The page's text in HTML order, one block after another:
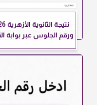
ورقم الجلوس عبر بوابة